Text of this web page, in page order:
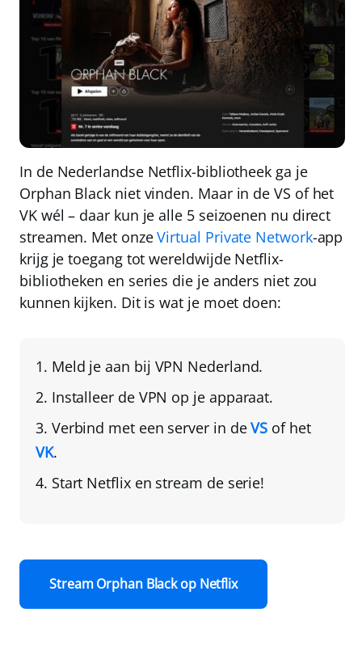
In de Nederlandse Netflix-bibliotheek ga je
Orphan Black niet vinden. Maar in de VS of het
VK wél – daar kun je alle 5 seizoenen nu direct
streamen. Met onzeVirtual Private Network-app
krijg jetoegang tot wereldwijde Netflix-
bibliotheken en series die je anders niet zou
kunnen kijken. Dit is wat je moet doen:
Meld je aan bij VPN Nederland.
Installeer de VPN op je apparaat.
Verbind met een server in deVS of het
VK.
Start Netflixen stream de serie!
Stream Orphan Black op Netflix